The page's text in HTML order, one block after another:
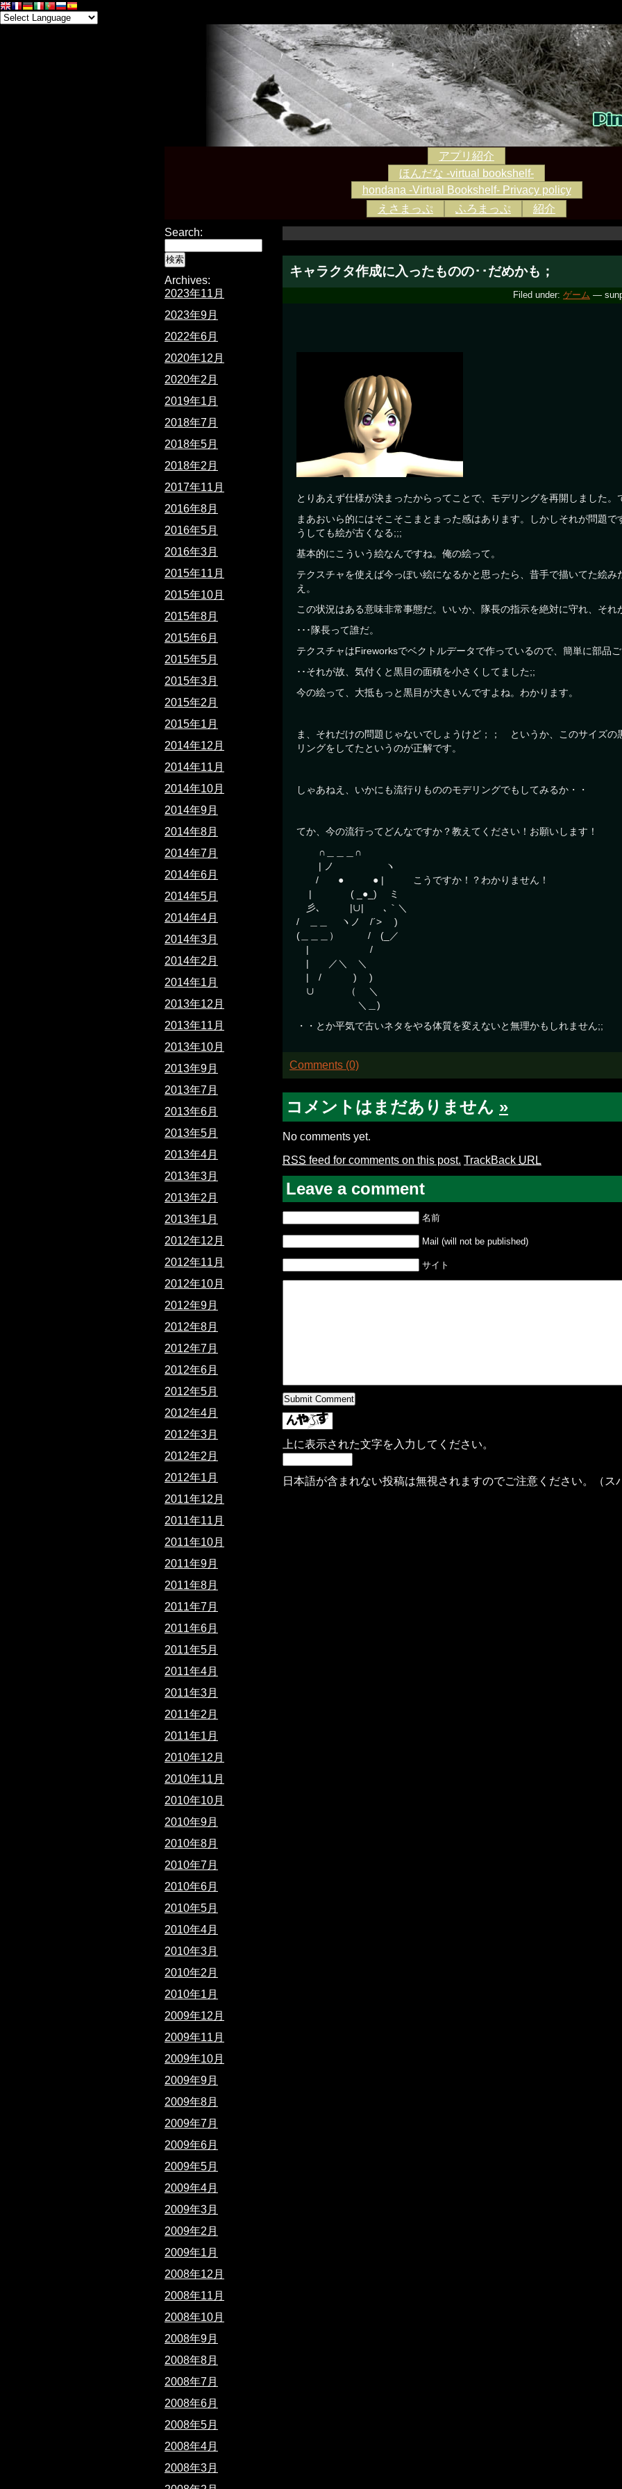
アプリ紹介
ほんだな -virtual bookshelf-
hondana -Virtual Bookshelf- Privacy policy
えさまっぷ
ふろまっぷ 紹介
キャラクタ作成に入ったものの･･だめかも；
Filed under: ゲーム —
とりあえず仕様が決まったからってことで、モデリングを再開しました。
まあおいら的にはそこそこまとまった感はあります。しかしそれが問題
うしても絵が古くなる;;;
基本的にこういう絵なんですね。俺の絵って。
テクスチャを使えば今っぽい絵になるかと思ったら、昔手で描いてた絵み
え。
この状況はある意味非常事態だ。いいか、隊長の指示を絶対に守れ、それ
･･･隊長って誰だ。
テクスチャはFireworksでベクトルデータで作っているので、簡単に部品ご
･･それが故、気付くと黒目の面積を小さくしてました;;
今の絵って、大抵もっと黒目が大きいんですよね。わかります。
ま、それだけの問題じゃないでしょうけど；； というか、このサイズの
リングをしてたというのが正解です。
しゃあねえ、いかにも流行りもののモデリングでもしてみるか・・
てか、今の流行ってどんなですか？教えてください！お願いします！
∩＿＿＿∩
| ノ ヽ
/ ● ● | こうですか！？わかりません！
| ( _●_) ミ
彡､ |∪| ､｀＼
/ ＿＿ ヽノ /´> )
(＿＿＿） / (_／
| /
| ／＼ ＼
| / ) )
∪ （ ＼
＼＿)
・・とか平気で古いネタをやる体質を変えないと無理かもしれません;;
Comments (0)
コメントはまだありません »
No comments yet.
RSS feed for comments on this post. TrackBack URL
Leave a comment
名前
Mail (will not be published)
サイト
上に表示された文字を入力してください。
日本語が含まれない投稿は無視されますのでご注意ください。（ス
Search:
Archives:
2023年11月
2023年9月
2022年6月
2020年12月
2020年2月
2019年1月
2018年7月
2018年5月
2018年2月
2017年11月
2016年8月
2016年5月
2016年3月
2015年11月
2015年10月
2015年8月
2015年6月
2015年5月
2015年3月
2015年2月
2015年1月
2014年12月
2014年11月
2014年10月
2014年9月
2014年8月
2014年7月
2014年6月
2014年5月
2014年4月
2014年3月
2014年2月
2014年1月
2013年12月
2013年11月
2013年10月
2013年9月
2013年7月
2013年6月
2013年5月
2013年4月
2013年3月
2013年2月
2013年1月
2012年12月
2012年11月
2012年10月
2012年9月
2012年8月
2012年7月
2012年6月
2012年5月
2012年4月
2012年3月
2012年2月
2012年1月
2011年12月
2011年11月
2011年10月
2011年9月
2011年8月
2011年7月
2011年6月
2011年5月
2011年4月
2011年3月
2011年2月
2011年1月
2010年12月
2010年11月
2010年10月
2010年9月
2010年8月
2010年7月
2010年6月
2010年5月
2010年4月
2010年3月
2010年2月
2010年1月
2009年12月
2009年11月
2009年10月
2009年9月
2009年8月
2009年7月
2009年6月
2009年5月
2009年4月
2009年3月
2009年2月
2009年1月
2008年12月
2008年11月
2008年10月
2008年9月
2008年8月
2008年7月
2008年6月
2008年5月
2008年4月
2008年3月